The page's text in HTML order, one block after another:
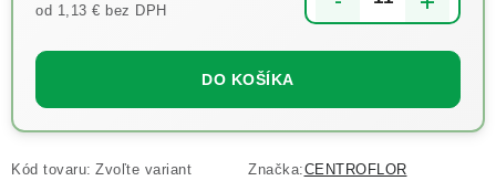
od 1,13 € bez DPH
DO KOŠÍKA
Kód tovaru: Zvoľte variant Značka:CENTROFLOR